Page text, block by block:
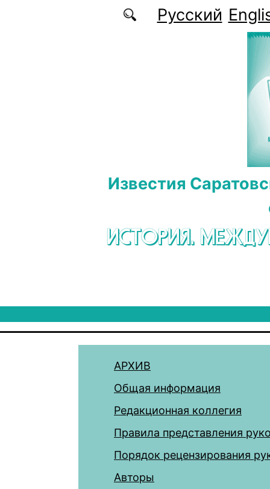
Перейти к основному содержаниюРусский
Известия
ИСТОРИЯ.
АРХИВ
Общая информация
Редакционная коллегия
Правила представления
Порядок рецензирования
Авторы